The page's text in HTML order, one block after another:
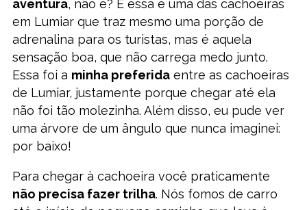
aventura, não é? E essa é uma das cachoeiras
em Lumiar que traz mesmo uma porção de
adrenalina para os turistas, mas é aquela
sensação boa, que não carrega medo junto.
Essa foi a minha preferidaentre as cachoeiras
de Lumiar, justamente porque chegar até ela
não foi tão molezinha. Além disso, eu pude ver
uma árvore de um ângulo que nunca imaginei:
por baixo!
Para chegar à cachoeira você praticamente
não precisa fazer trilha. Nós fomos de carro